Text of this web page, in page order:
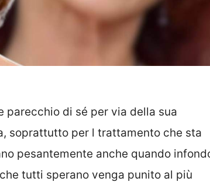
parecchio di sé per via della sua
soprattutto per l trattamento che sta
pesantemente anche quando
tutti sperano venga punito al più